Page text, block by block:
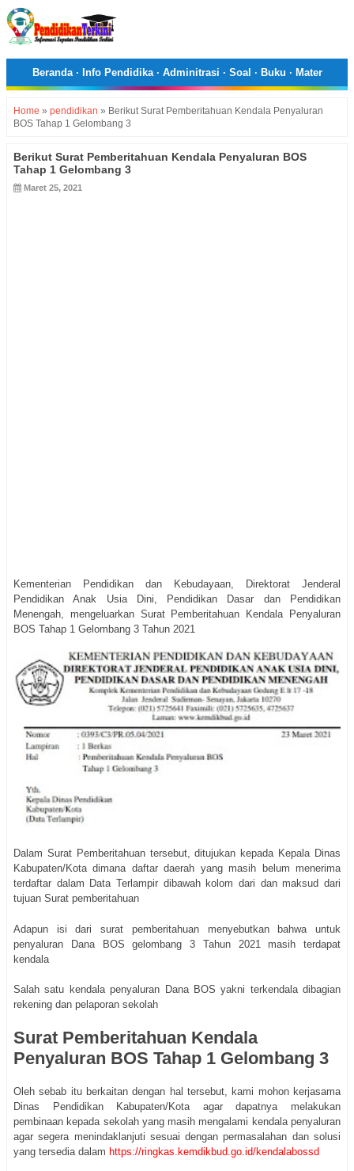
Beranda· Info Pendidika· Adminitrasi · Soal · Buku · Mater
Home » pendidikan » Berikut Surat Pemberitahuan Kendala Penyaluran
BOS Tahap 1 Gelombang 3
Berikut Surat Pemberitahuan Kendala Penyaluran BOS
Tahap 1 Gelombang 3
Maret 25, 2021
Kementerian Pendidikan dan Kebudayaan, Direktorat Jenderal
Pendidikan Anak Usia Dini, Pendidikan Dasar dan Pendidikan
Menengah, mengeluarkan Surat Pemberitahuan Kendala Penyaluran
BOS Tahap 1 Gelombang 3 Tahun 2021
Dalam Surat Pemberitahuan tersebut, ditujukan kepada Kepala Dinas
Kabupaten/Kota dimana daftar daerah yang masih belum menerima
terdaftar dalam Data Terlampir dibawah kolom dari dan maksud dari
tujuan Surat pemberitahuan
Adapun isi dari surat pemberitahuan menyebutkan bahwa untuk
penyaluran Dana BOS gelombang 3 Tahun 2021 masih terdapat
kendala
Salah satu kendala penyaluran Dana BOS yakni terkendala dibagian
rekening dan pelaporan sekolah
Surat Pemberitahuan Kendala
Penyaluran BOS Tahap 1 Gelombang 3
Oleh sebab itu berkaitan dengan hal tersebut, kami mohon kerjasama
Dinas Pendidikan Kabupaten/Kota agar dapatnya melakukan
pembinaan kepada sekolah yang masih mengalami kendala penyaluran
agar segera menindaklanjuti sesuai dengan permasalahan dan solusi
yang tersedia dalam https://ringkas.kemdikbud.go.id/kendalabossd